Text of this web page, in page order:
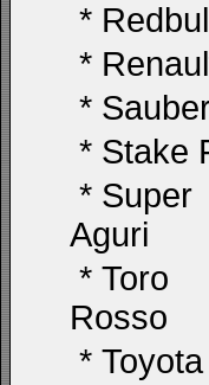
*
*
*
* Stake
* Super
Aguri
* Toro
Rosso
* Toyota